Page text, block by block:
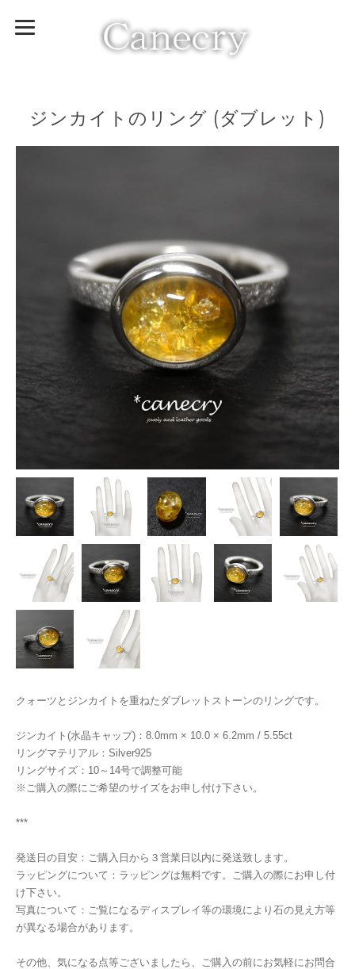
ジンカイトのリング (ダブレット)
クォーツとジンカイトを重ねたダブレットストーンのリングです。
ジンカイト(水晶キャップ)：8.0mm × 10.0 × 6.2mm / 5.55ct
リングマテリアル：Silver925
リングサイズ：10～14号で調整可能
※ご購入の際にご希望のサイズをお申し付け下さい。
***
発送日の目安：ご購入日から３営業日以内に発送致します。
ラッピングについて：ラッピングは無料です。ご購入の際にお申し付
け下さい。
写真について：ご覧になるディスプレイ等の環境により石の見え方等
が異なる場合があります。
その他、気になる点等ございましたら、ご購入の前にお気軽にお問合